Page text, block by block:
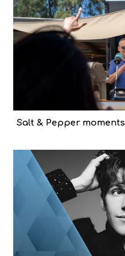
Salt & Pepper moments